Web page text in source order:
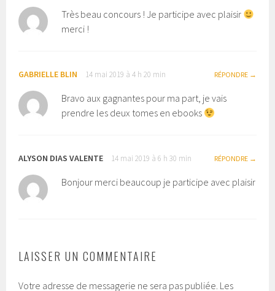
Très beau concours ! Je participe avec plaisir
merci !
GABRIELLE BLIN 14 mai 2019 à 4 h 20 min RÉPONDRE
Bravo aux gagnantes pour ma part, je vais
prendre les deux tomes en ebooks
ALYSON DIAS VALENTE 14 mai 2019 à 6 h 30 min RÉPONDRE
Bonjour merci beaucoup je participe avec plaisir
LAISSER UN COMMENTAIRE
Votre adresse de messagerie ne sera pas publiée. Les